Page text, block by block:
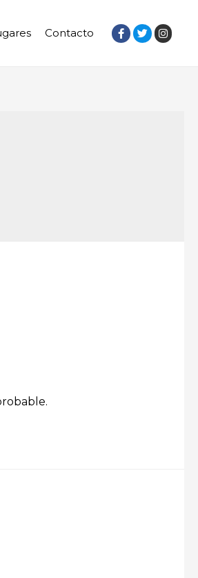
Contacto